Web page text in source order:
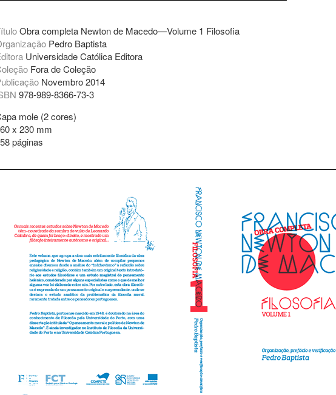
Obra completa Newton de Macedo—Volume 1 Filosofia
Pedro Baptista
Universidade Católica Editora
Fora de Coleção
Novembro 2014
978-989-8366-73-3
mole (2 cores)
x 230 mm
páginas